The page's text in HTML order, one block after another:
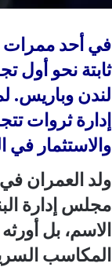
في أحد ممرات
ثابتة نحو أول
لندن وباريس.
إدارة ثروات
والاستثمار في
ولد العمران
مجلس إدارة
الاسم، بل
المكاسب